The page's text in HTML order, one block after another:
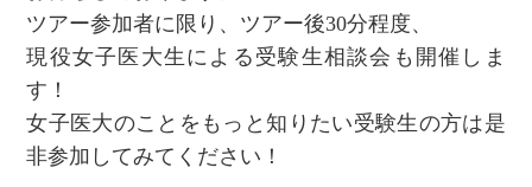
ツアー参加者に限り、ツアー後30分程度、
現役女子医大生による受験生相談会も開催しま
す！
女子医大のことをもっと知りたい受験生の方は是
非参加してみてください！